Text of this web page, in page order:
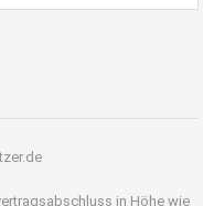
in Höhe wie